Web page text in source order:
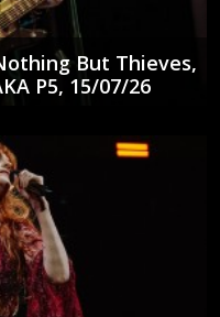
But Thieves,
P5, 15/07/26